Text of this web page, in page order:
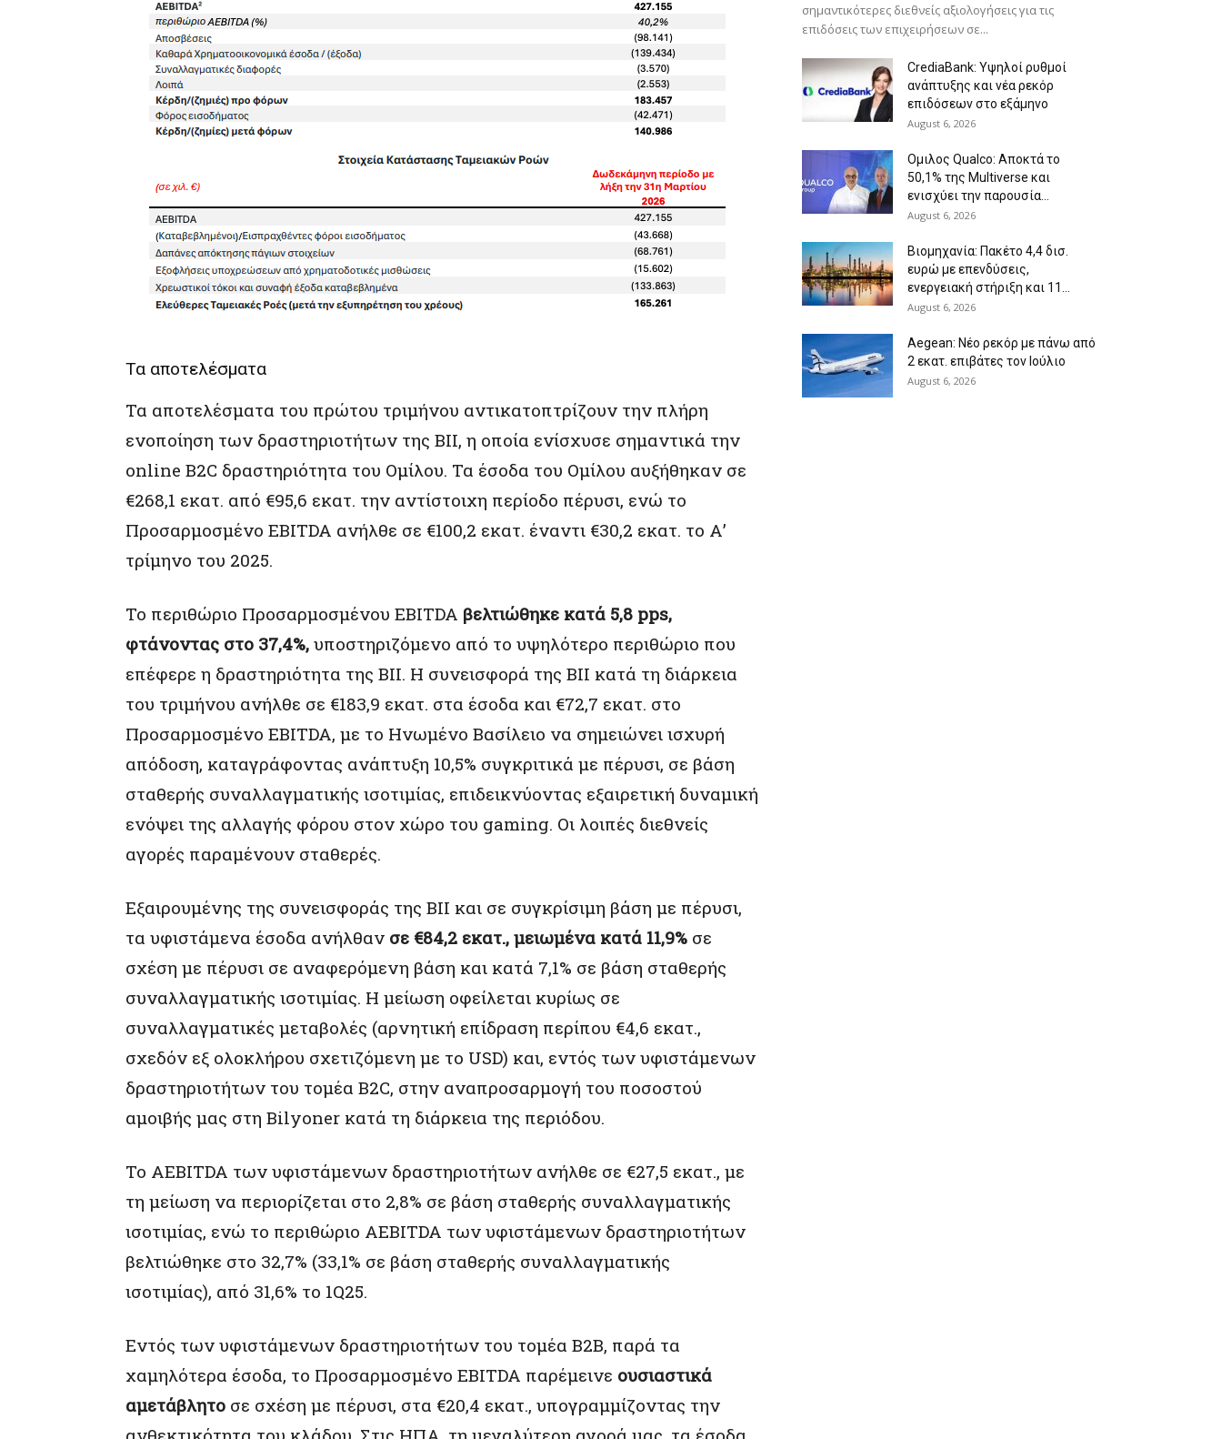
Τα αποτελέσματα
Τα αποτελέσματα του πρώτου τριμήνου αντικατοπτρίζουν την πλήρη
ενοποίηση των δραστηριοτήτων της BII, η οποία ενίσχυσε σημαντικά την
online B2C δραστηριότητα του Ομίλου. Τα έσοδα του Ομίλου αυξήθηκαν σε
€268,1 εκατ. από €95,6 εκατ. την αντίστοιχη περίοδο πέρυσι, ενώ το
Προσαρμοσμένο EBITDA ανήλθε σε €100,2 εκατ. έναντι €30,2 εκατ. το Α’
τρίμηνο του 2025.
Το περιθώριο Προσαρμοσμένου EBITDA βελτιώθηκε κατά 5,8 pps,
φτάνοντας στο 37,4%, υποστηριζόμενο από το υψηλότερο περιθώριο που
επέφερε η δραστηριότητα της BII. Η συνεισφορά της BII κατά τη διάρκεια
του τριμήνου ανήλθε σε €183,9 εκατ. στα έσοδα και €72,7 εκατ. στο
Προσαρμοσμένο EBITDA, με το Ηνωμένο Βασίλειο να σημειώνει ισχυρή
απόδοση, καταγράφοντας ανάπτυξη 10,5% συγκριτικά με πέρυσι, σε βάση
σταθερής συναλλαγματικής ισοτιμίας, επιδεικνύοντας εξαιρετική δυναμική
ενόψει της αλλαγής φόρου στον χώρο του gaming. Οι λοιπές διεθνείς
αγορές παραμένουν σταθερές.
Εξαιρουμένης της συνεισφοράς της BII και σε συγκρίσιμη βάση με πέρυσι,
τα υφιστάμενα έσοδα ανήλθαν σε €84,2 εκατ., μειωμένα κατά 11,9% σε
σχέση με πέρυσι σε αναφερόμενη βάση και κατά 7,1% σε βάση σταθερής
συναλλαγματικής ισοτιμίας. Η μείωση οφείλεται κυρίως σε
συναλλαγματικές μεταβολές (αρνητική επίδραση περίπου €4,6 εκατ.,
σχεδόν εξ ολοκλήρου σχετιζόμενη με το USD) και, εντός των υφιστάμενων
δραστηριοτήτων του τομέα B2C, στην αναπροσαρμογή του ποσοστού
αμοιβής μας στη Bilyoner κατά τη διάρκεια της περιόδου.
Το AEBITDA των υφιστάμενων δραστηριοτήτων ανήλθε σε €27,5 εκατ., με
τη μείωση να περιορίζεται στο 2,8% σε βάση σταθερής συναλλαγματικής
ισοτιμίας, ενώ το περιθώριο AEBITDA των υφιστάμενων δραστηριοτήτων
βελτιώθηκε στο 32,7% (33,1% σε βάση σταθερής συναλλαγματικής
ισοτιμίας), από 31,6% το 1Q25.
Εντός των υφιστάμενων δραστηριοτήτων του τομέα B2B, παρά τα
χαμηλότερα έσοδα, το Προσαρμοσμένο EBITDA παρέμεινε ουσιαστικά
αμετάβλητο σε σχέση με πέρυσι, στα €20,4 εκατ., υπογραμμίζοντας την
σημαντικότερες διεθνείς αξιολογήσεις για τις
επιδόσεις των επιχειρήσεων σε...
CrediaBank: Υψηλοί ρυθμοί
ανάπτυξης και νέα ρεκόρ
επιδόσεων στο εξάμηνο
August 6, 2026
Ομιλος Qualco: Αποκτά το
50,1% της Multiverse και
ενισχύει την παρουσία...
August 6, 2026
Βιομηχανία: Πακέτο 4,4 δισ.
ευρώ με επενδύσεις,
ενεργειακή στήριξη και 11...
August 6, 2026
Aegean: Νέο ρεκόρ με πάνω από
2 εκατ. επιβάτες τον Ιούλιο
August 6, 2026